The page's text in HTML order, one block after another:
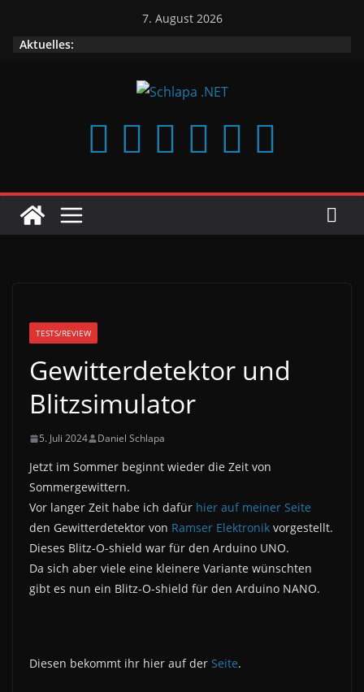
7. August 2026
Aktuelles:
TESTS/REVIEW
Gewitterdetektor und
Blitzsimulator
5. Juli 2024 Daniel Schlapa
Jetzt im Sommer beginnt wieder die Zeit von
Sommergewittern.
Vor langer Zeit habe ich dafür hier auf meiner Seite
den Gewitterdetektor von Ramser Elektronik vorgestellt.
Dieses Blitz-O-shield war für den Arduino UNO.
Da sich aber viele eine kleinere Variante wünschten
gibt es nun ein Blitz-O-shield für den Arduino NANO.
Diesen bekommt ihr hier auf der Seite.